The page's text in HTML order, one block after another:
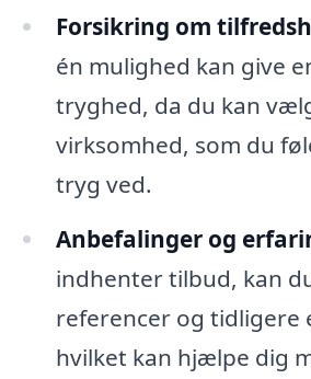
Forsikring om
én mulighed kan give
tryghed, da du kan
virksomhed, som du
tryg ved.
Anbefalinger og
indhenter tilbud, kan
referencer og tidligere
hvilket kan hjælpe dig